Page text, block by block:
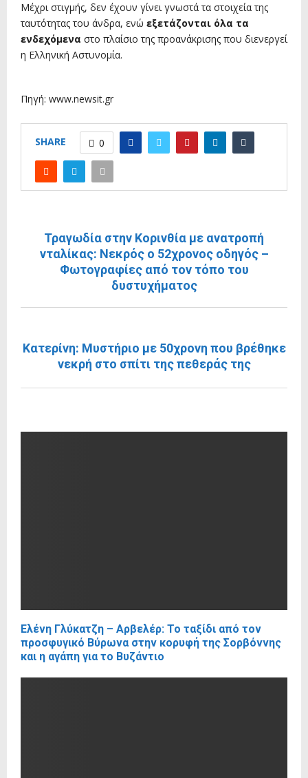
Μέχρι στιγμής, δεν έχουν γίνει γνωστά τα στοιχεία της
ταυτότητας του άνδρα, ενώ εξετάζονται όλα τα
ενδεχόμενα στο πλαίσιο της προανάκρισης που διενεργεί
η Ελληνική Αστυνομία.
Πηγή: www.newsit.gr
SHARE 0
Τραγωδία στην Κορινθία με ανατροπή
νταλίκας: Νεκρός ο 52χρονος οδηγός –
Φωτογραφίες από τον τόπο του
δυστυχήματος
Κατερίνη: Μυστήριο με 50χρονη που βρέθηκε
νεκρή στο σπίτι της πεθεράς της
Ελένη Γλύκατζη – Αρβελέρ: Το ταξίδι από τον
προσφυγικό Βύρωνα στην κορυφή της Σορβόννης
και η αγάπη για το Βυζάντιο